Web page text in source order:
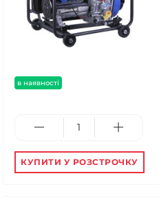
в наявності
КУПИТИ У РОЗСТРОЧКУ